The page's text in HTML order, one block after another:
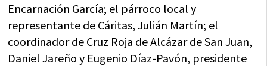
Encarnación García; el párroco local y
representante de Cáritas, Julián Martín; el
coordinador de Cruz Roja de Alcázar de San Juan,
Daniel Jareño y Eugenio Díaz-Pavón, presidente